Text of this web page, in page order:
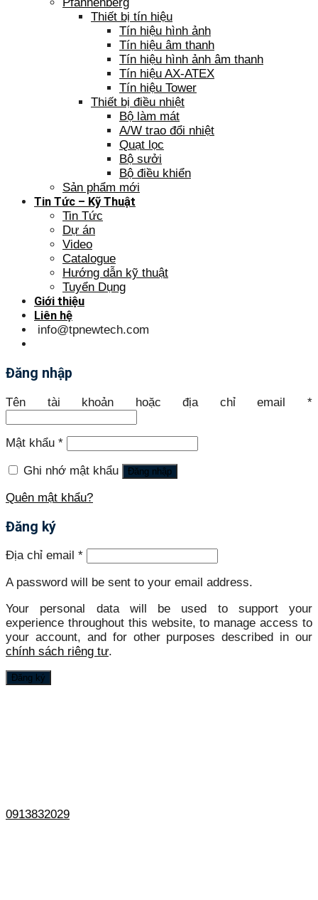
Thiết bị tín hiệu
Tín hiệu hình ảnh
Tín hiệu âm thanh
Tín hiệu hình ảnh âm thanh
Tín hiệu AX-ATEX
Tín hiệu Tower
Thiết bị điều nhiệt
Bộ làm mát
A/W trao đổi nhiệt
Quạt lọc
Bộ sưởi
Bộ điều khiển
Sản phẩm mới
Tin Tức – Kỹ Thuật
Tin Tức
Dự án
Video
Catalogue
Hướng dẫn kỹ thuật
Tuyển Dụng
Giới thiệu
Liên hệ
info@tpnewtech.com
Đăng nhập
Tên tài khoản hoặc địa chỉ email *
Mật khẩu *
Ghi nhớ mật khẩu Đăng nhập
Quên mật khẩu?
Đăng ký
Địa chỉ email *
A password will be sent to your email address.
Your personal data will be used to support your
experience throughout this website, to manage access to
your account, and for other purposes described in our
chính sách riêng tư.
Đăng ký
0913832029